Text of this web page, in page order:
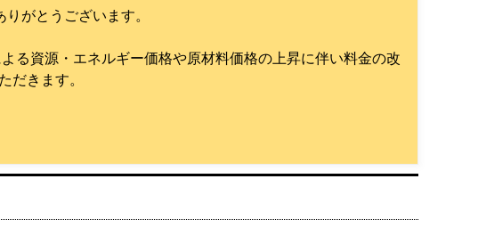
がとうございます。
る資源・エネルギー価格や原材料価格の上昇に伴い料金の改
だきます。